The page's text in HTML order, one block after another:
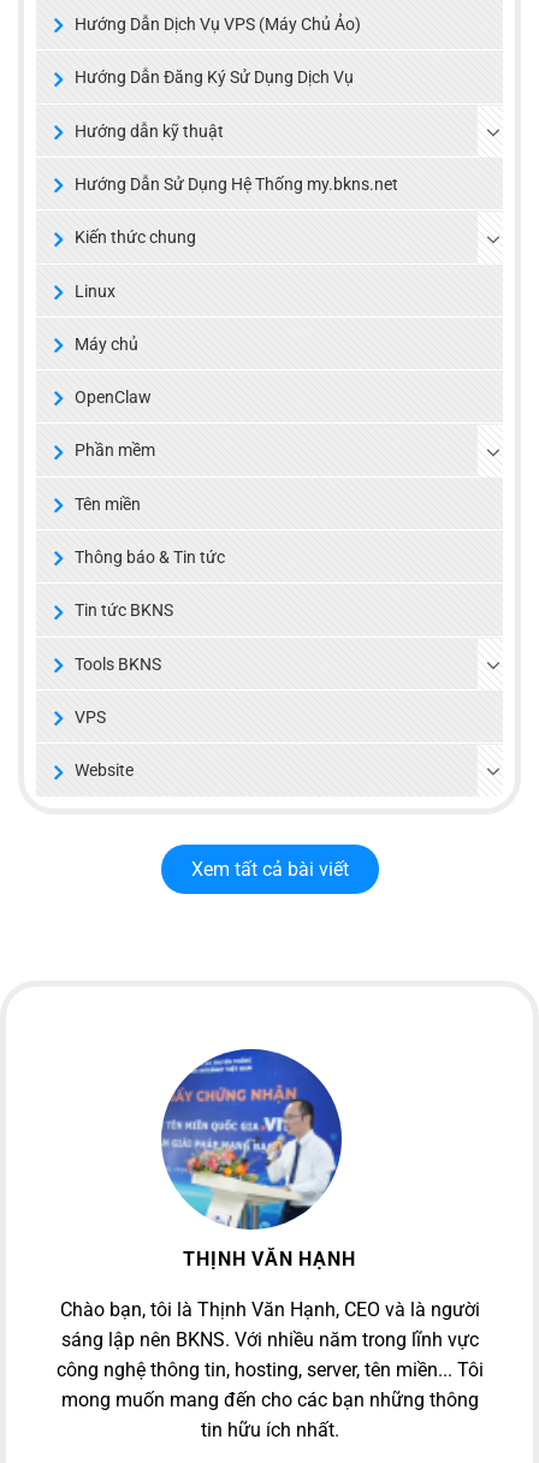
Hướng Dẫn Dịch Vụ VPS (Máy Chủ Ảo)
Hướng Dẫn Đăng Ký Sử Dụng Dịch Vụ
Hướng dẫn kỹ thuật
Hướng Dẫn Sử Dụng Hệ Thống my.bkns.net
Kiến thức chung
Linux
Máy chủ
OpenClaw
Phần mềm
Tên miền
Thông báo & Tin tức
Tin tức BKNS
Tools BKNS
VPS
Website
Xem tất cả bài viết
THỊNH VĂN HẠNH
Chào bạn, tôi là Thịnh Văn Hạnh, CEO và là người
sáng lập nên BKNS. Với nhiều năm trong lĩnh vực
công nghệ thông tin, hosting, server, tên miền... Tôi
mong muốn mang đến cho các bạn những thông
tin hữu ích nhất.